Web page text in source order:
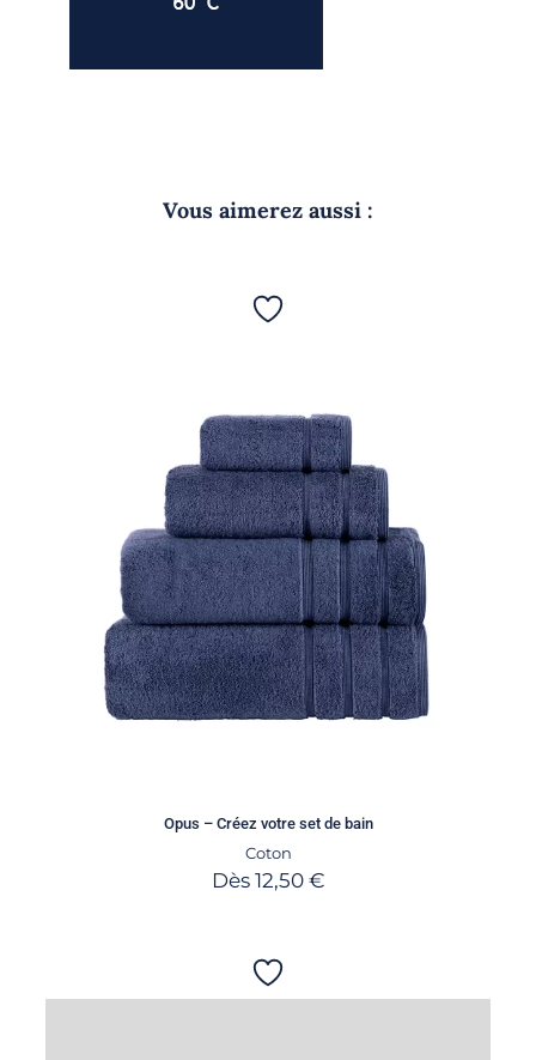
Vous aimerez aussi :
Opus – Créez votre set de bain
Coton
Dès 12,50 €